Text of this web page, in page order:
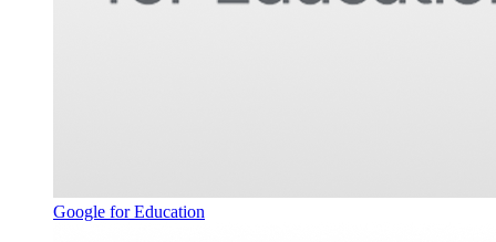
Google for Education